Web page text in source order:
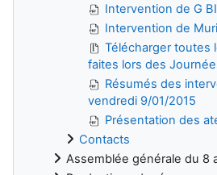
Intervention de G
Intervention de
Télécharger toutes
faites lors des
Résumés des
vendredi 9/01/2015
Présentation des
Contacts
Assemblée générale du 8